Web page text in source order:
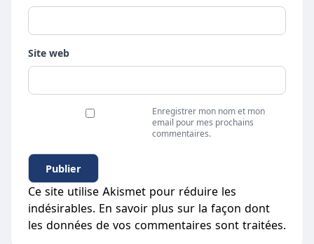
Site web
Enregistrer mon nom et mon
email pour mes prochains
commentaires.
Ce site utilise Akismet pour réduire les
indésirables. En savoir plus sur la façon dont
les données de vos commentaires sont traitées.